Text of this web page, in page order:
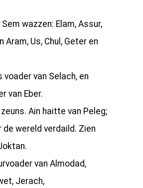
wazzen: Elam, Assur,
Aram, Us, Chul, Geter en
van Selach, en
van Eber.
Ain haitte van Peleg;
wereld verdaild. Zien
van Almodad,
Jerach,